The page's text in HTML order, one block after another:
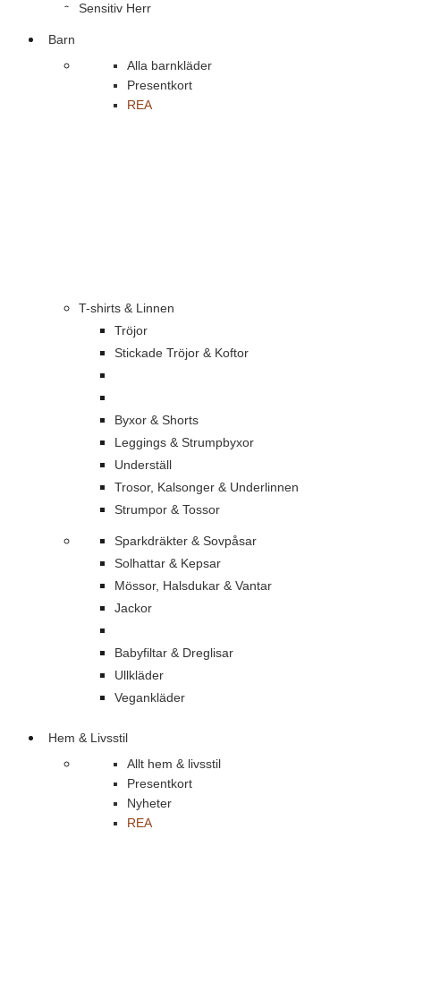
Sensitiv Herr
Barn
Alla barnkläder
Presentkort
REA
T-shirts & Linnen
Tröjor
Stickade Tröjor & Koftor
Byxor & Shorts
Leggings & Strumpbyxor
Underställ
Trosor, Kalsonger & Underlinnen
Strumpor & Tossor
Sparkdräkter & Sovpåsar
Solhattar & Kepsar
Mössor, Halsdukar & Vantar
Jackor
Babyfiltar & Dreglisar
Ullkläder
Vegankläder
Hem & Livsstil
Allt hem & livsstil
Presentkort
Nyheter
REA